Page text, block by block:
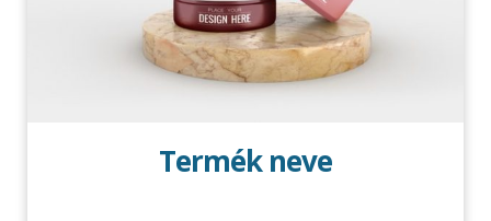
Termék neve